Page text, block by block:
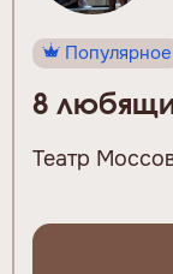
Популярное
8
Театр